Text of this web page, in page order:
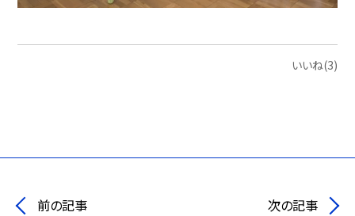
いいね(3)
前の記事 次の記事